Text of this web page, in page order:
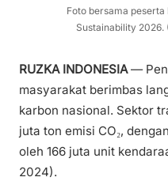
Foto bersama
Sustainability 2026.
RUZKA INDONESIA—
masyarakat berimbas
karbon nasional. Sektor
juta ton emisi CO₂,
oleh 166 juta unit
2024).